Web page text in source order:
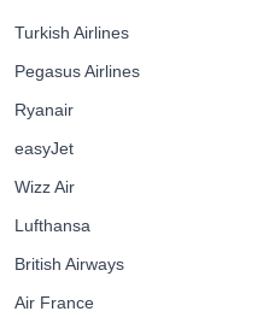
Turkish Airlines
Pegasus Airlines
Ryanair
easyJet
Wizz Air
Lufthansa
British Airways
Air France